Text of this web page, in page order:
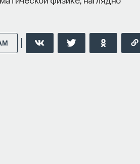
сон
заведующий отделением